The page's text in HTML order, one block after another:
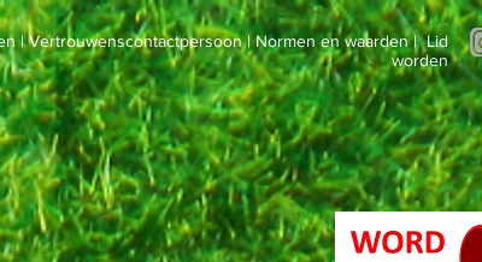
|Vertrouwenscontactpersoon|Normen en waarden|Lid
worden